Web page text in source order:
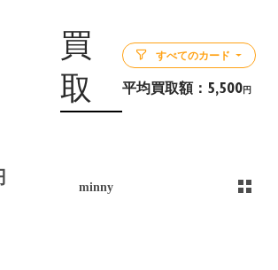
買
取
すべてのカード
平均買取額： 5,500円
minny